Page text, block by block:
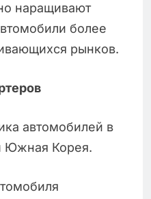
наращивают
более
рынков.
автомобилей в
Южная Корея.